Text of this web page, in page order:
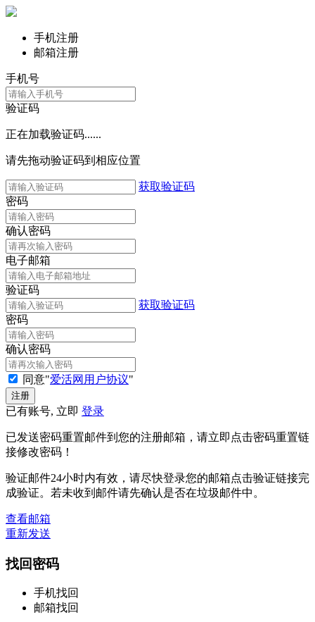
手机注册
邮箱注册
手机号
验证码
正在加载验证码......
请先拖动验证码到相应位置
获取验证码
密码
确认密码
电子邮箱
验证码
获取验证码
密码
确认密码
同意"爱活网用户协议"
已有账号, 立即 登录
已发送密码重置邮件到您的注册邮箱，请立即点击密码重置链
接修改密码！
验证邮件24小时内有效，请尽快登录您的邮箱点击验证链接完
成验证。若未收到邮件请先确认是否在垃圾邮件中。
查看邮箱
重新发送
找回密码
手机找回
邮箱找回